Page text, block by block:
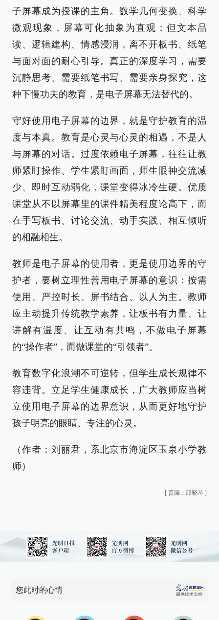
子屏幕成为授课的主角。数学几何变换、科学
微观现象，屏幕可化抽象为直观；但文本品
读、逻辑建构、情感浸润，离不开板书、纸笔
与面对面的耐心引导。真正的深度学习，需要
沉静思考、需要纸笔书写、需要亲身探究，这
种下慢功夫的教育，是电子屏幕无法替代的。
守好使用电子屏幕的边界，就是守护教育的温
度与本真。教育是心灵与心灵的相遇，不是人
与屏幕的对话。过度依赖电子屏幕，往往让教
师紧盯操作、学生紧盯画面，师生眼神交流减
少、即时互动弱化，课堂变得冰冷生硬。优质
课堂从不以屏幕里的课件精美程度论高下，而
在手写板书、讨论交流、动手实践、相互倾听
的相融相生。
教师是电子屏幕的使用者，更是使用边界的守
护者，要树立理性善用电子屏幕的意识：按需
使用、严控时长、屏书结合、以人为主。教师
应主动提升传统教学素养，让板书有力量、让
讲解有温度、让互动有共鸣，不做电子屏幕
的“操作者”，而做课堂的“引领者”。
教育数字化浪潮不可逆转，但学生成长规律不
容违背。立足学生健康成长，广大教师应当树
立使用电子屏幕的边界意识，从而更好地守护
孩子明亮的眼睛、专注的心灵。
（作者：刘丽君，系北京市海淀区玉泉小学教
师）
[ 责编：邱晓琴 ]
您此时的心情